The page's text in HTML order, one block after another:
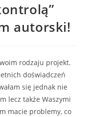
autorski!
rodzaju projekt.
doświadczeń
się jednak nie
lecz także Waszymi
macie problemy, co